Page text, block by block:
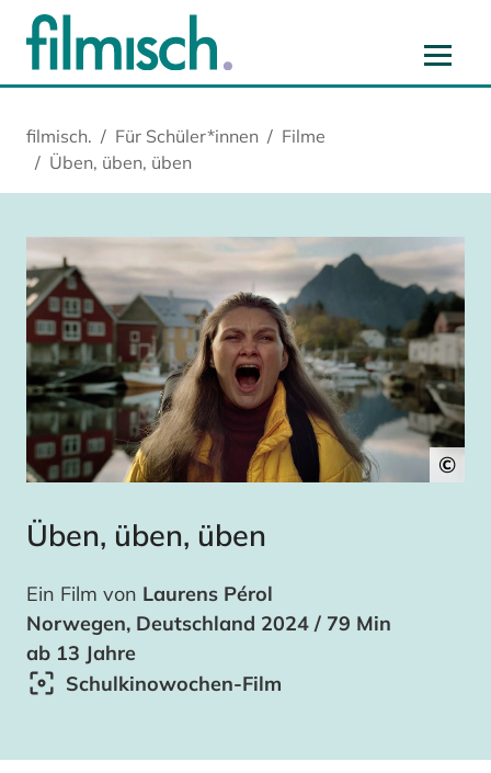
Hauptinhalt springen
Hauptnavigation springen
Cookie-Einstellungen springen
Startseite springen
filmisch. Für Schüler*innen
Filme
Üben, üben, üben
©
Üben, üben, üben
Ein Film von Laurens Pérol
Norwegen, Deutschland 2024 / 79 Min
ab 13 Jahre
Schulkinowochen-Film